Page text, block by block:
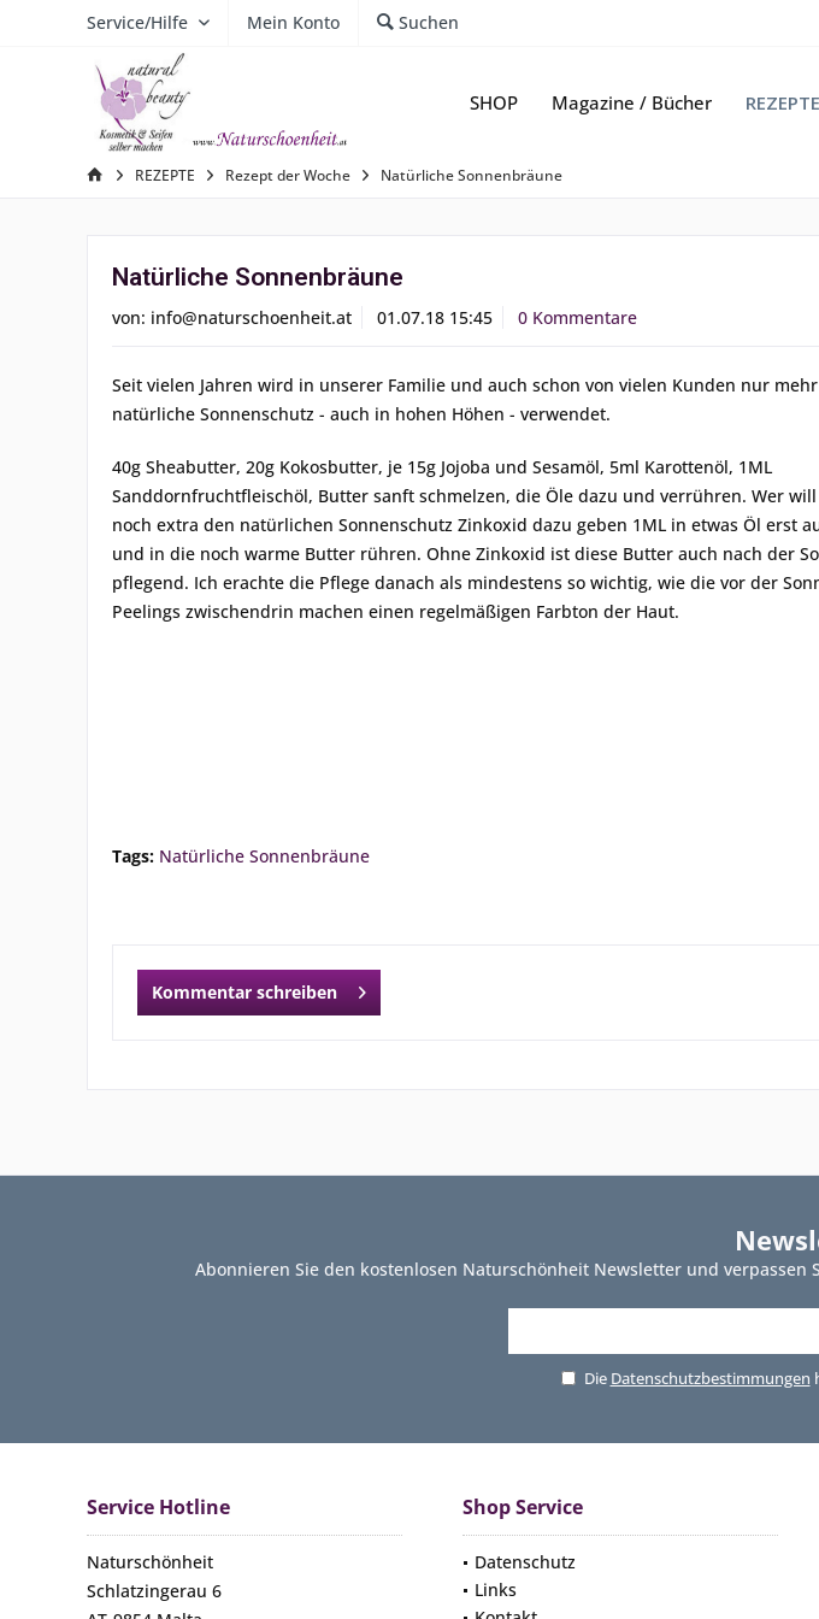
Service/Hilfe Mein Konto Suchen
SHOP Magazine / Bücher REZEPTE
REZEPTE Rezept der Woche Natürliche Sonnenbräune
Natürliche Sonnenbräune
von: info@naturschoenheit.at 01.07.18 15:45 0 Kommentare
Seit vielen Jahren wird in unserer Familie und auch schon von vielen Kunden nur
natürliche Sonnenschutz - auch in hohen Höhen - verwendet.
40g Sheabutter, 20g Kokosbutter, je 15g Jojoba und Sesamöl, 5ml Karottenöl, 1ML
Sanddornfruchtfleischöl, Butter sanft schmelzen, die Öle dazu und verrühren. Wer
noch extra den natürlichen Sonnenschutz Zinkoxid dazu geben 1ML in etwas Öl erst
und in die noch warme Butter rühren. Ohne Zinkoxid ist diese Butter auch nach der
pflegend. Ich erachte die Pflege danach als mindestens so wichtig, wie die vor der
Peelings zwischendrin machen einen regelmäßigen Farbton der Haut.
Tags: Natürliche Sonnenbräune
Kommentar schreiben
Abonnieren Sie den kostenlosen Naturschönheit Newsletter und
Die Datenschutzbestimmungen
Service Hotline
Naturschönheit
Schlatzingerau 6
Shop Service
Datenschutz
Links